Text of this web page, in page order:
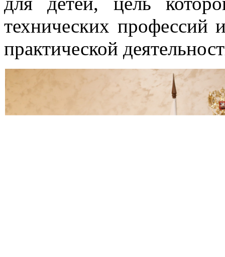
технических профессий
практической